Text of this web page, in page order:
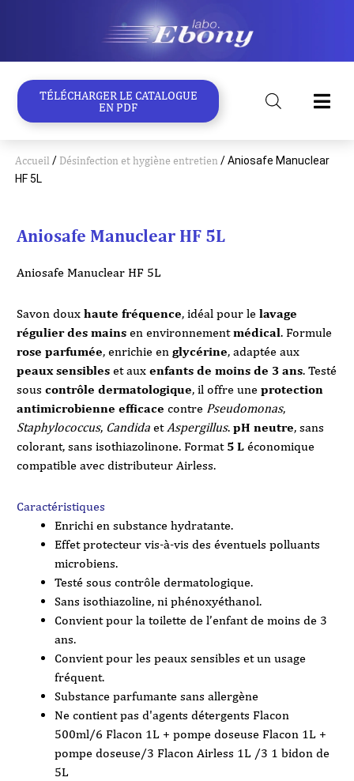
TÉLÉCHARGER LE CATALOGUE
EN PDF
Accueil / Désinfection et hygiène entretien / Aniosafe Manuclear
HF 5L
Aniosafe Manuclear HF 5L
Aniosafe Manuclear HF 5L
Savon doux haute fréquence, idéal pour le lavage
régulier des mains en environnementmédical. Formule
rose parfumée, enrichie en glycérine, adaptée aux
peaux sensibles et aux enfants de moins de 3 ans. Testé
sous contrôle dermatologique, il offre une protection
antimicrobienne efficace contre Pseudomonas,
Staphylococcus, Candida etAspergillus. pH neutre, sans
colorant, sans isothiazolinone. Format 5 L économique
compatible avec distributeur Airless.
Caractéristiques
Enrichi en substance hydratante.
Effet protecteur vis-à-vis des éventuels polluants
microbiens.
Testé sous contrôle dermatologique.
Sans isothiazoline, ni phénoxyéthanol.
Convient pour la toilette de l’enfant de moins de 3
ans.
Convient pour les peaux sensibles et un usage
fréquent.
Substance parfumante sans allergène
Ne contient pas d'agents détergents Flacon
500ml/6 Flacon 1L + pompe doseuse Flacon 1L +
pompe doseuse/3 Flacon Airless 1L /3 1 bidon de
5L